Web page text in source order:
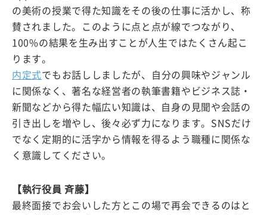
の美術の授業で得た知識をその後の仕事に活かし、称
賛されました。このように点と点が線でつながり、
100%の結果を生み出すことが人生ではたくさん起こ
ります。
内定式でもお話ししましたが、自分の興味やジャンル
に関係なく、著名な経営者の執筆書籍やビジネス誌・
新聞などから得た幅広い知識は、自身の見聞や会話の
引き出しを増やし、後々必ず力になります。SNSだけ
でなく定期的に活字から情報を得るよう職種に関係な
く意識してください。
【執行役員 斉藤】
最終面接でお会いした方とこの場で再会できるのはと